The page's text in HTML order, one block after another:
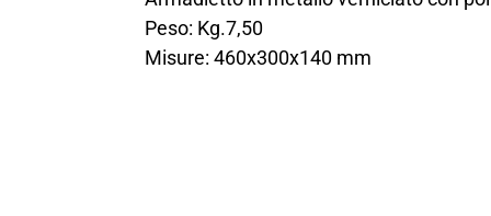
Peso: Kg.7,50
Misure: 460x300x140 mm